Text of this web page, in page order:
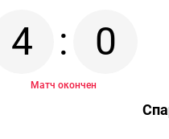
4 : 0
Матч окончен